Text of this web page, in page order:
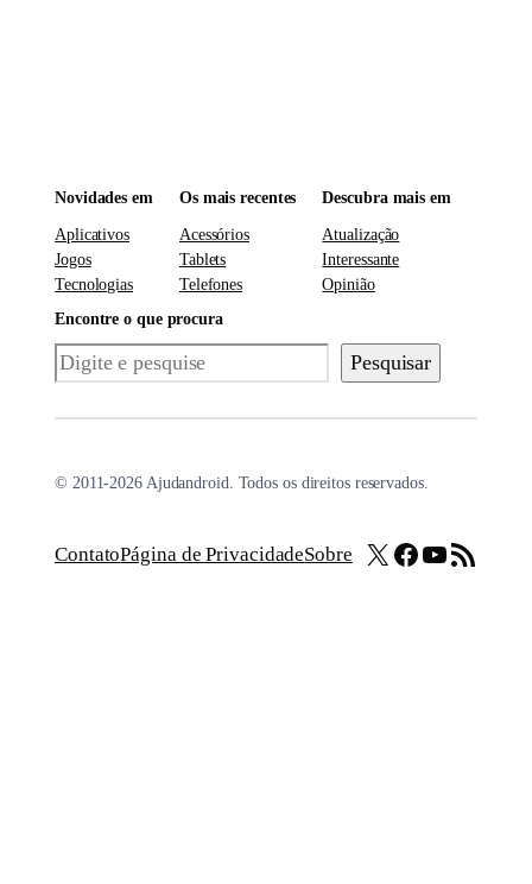
Novidades em
Aplicativos
Jogos
Tecnologias
Os mais recentes
Acessórios
Tablets
Telefones
Descubra mais em
Atualização
Interessante
Opinião
Encontre o que procura
Pesquisar Pesquisar
© 2011-2026 Ajudandroid. Todos os direitos reservados.
ContatoPágina de PrivacidadeSobre X Facebook
Youtube
Feed RSS